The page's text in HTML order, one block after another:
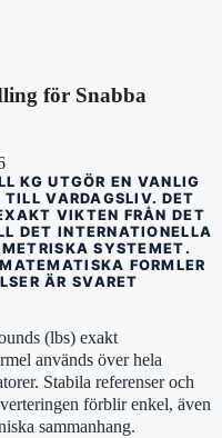
för Snabba
KG UTGÖR EN VANLIG
VARDAGSLIV. DET
VIKTEN FRÅN DET
DET INTERNATIONELLA
SYSTEMET.
FORMLER
ÄR SVARET
(lbs) exakt
används över hela
Stabila referenser och
förblir enkel, även
sammanhang.